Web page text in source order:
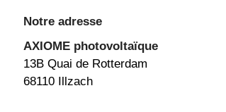
Notre adresse
AXIOME photovoltaïque
13B Quai de Rotterdam
68110 Illzach